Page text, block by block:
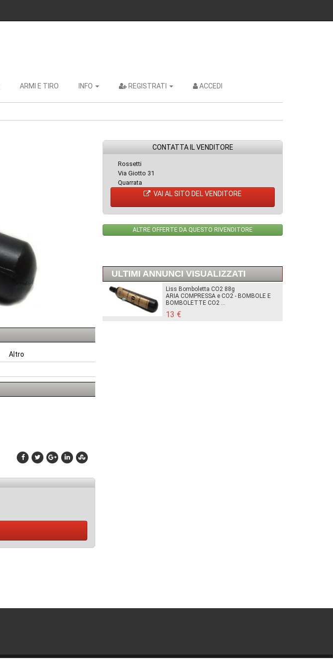
ARMI E TIRO INFO REGISTRATI ACCEDI
Altro
CONTATTA IL VENDITORE
Rossetti
Via Giotto 31
Quarrata
VAI AL SITO DEL VENDITORE
ALTRE OFFERTE DA QUESTO RIVENDITORE
ULTIMI ANNUNCI VISUALIZZATI
Liss Bomboletta CO2 88g
ARIA COMPRESSA e CO2 - BOMBOLE E
BOMBOLETTE CO2 ...
13 €